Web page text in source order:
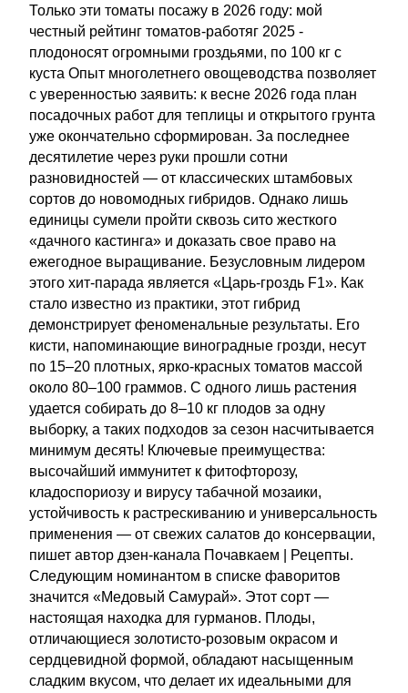
Только эти томаты посажу в 2026 году: мой
честный рейтинг томатов-работяг 2025 -
плодоносят огромными гроздьями, по 100 кг с
куста Опыт многолетнего овощеводства позволяет
с уверенностью заявить: к весне 2026 года план
посадочных работ для теплицы и открытого грунта
уже окончательно сформирован. За последнее
десятилетие через руки прошли сотни
разновидностей — от классических штамбовых
сортов до новомодных гибридов. Однако лишь
единицы сумели пройти сквозь сито жесткого
«дачного кастинга» и доказать свое право на
ежегодное выращивание. Безусловным лидером
этого хит-парада является «Царь-гроздь F1». Как
стало известно из практики, этот гибрид
демонстрирует феноменальные результаты. Его
кисти, напоминающие виноградные грозди, несут
по 15–20 плотных, ярко-красных томатов массой
около 80–100 граммов. С одного лишь растения
удается собирать до 8–10 кг плодов за одну
выборку, а таких подходов за сезон насчитывается
минимум десять! Ключевые преимущества:
высочайший иммунитет к фитофторозу,
кладоспориозу и вирусу табачной мозаики,
устойчивость к растрескиванию и универсальность
применения — от свежих салатов до консервации,
пишет автор дзен-канала Почавкаем | Рецепты.
Следующим номинантом в списке фаворитов
значится «Медовый Самурай». Этот сорт —
настоящая находка для гурманов. Плоды,
отличающиеся золотисто-розовым окрасом и
сердцевидной формой, обладают насыщенным
сладким вкусом, что делает их идеальными для